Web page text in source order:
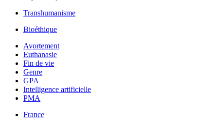
Transhumanisme
Bioéthique
Avortement
Euthanasie
Fin de vie
Genre
GPA
Intelligence artificielle
PMA
France